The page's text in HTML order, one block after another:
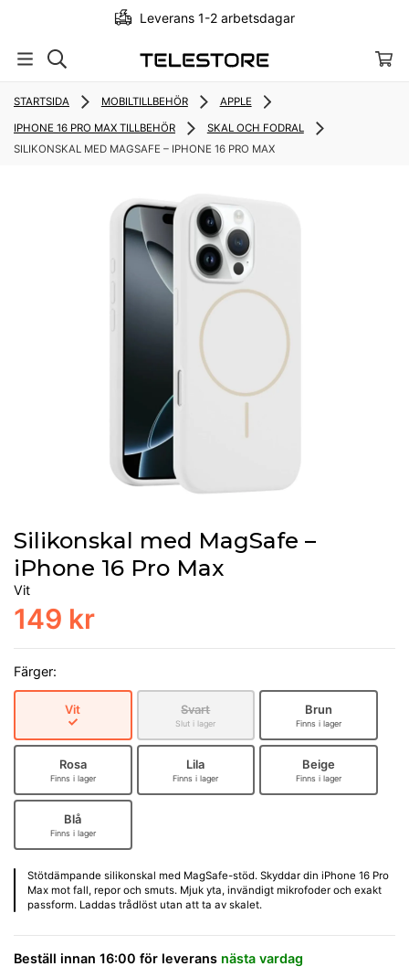
Leverans 1-2 arbetsdagar
STARTSIDA MOBILTILLBEHÖR APPLE
IPHONE 16 PRO MAX TILLBEHÖR
SKAL OCH FODRAL
SILIKONSKAL MED MAGSAFE – IPHONE 16 PRO MAX
Silikonskal med MagSafe –
iPhone 16 Pro Max
Vit
149 kr
Färger:
Vit Svart
Slut i lager
Brun
Finns i lager
Rosa
Finns i lager
Lila
Finns i lager
Beige
Finns i lager
Blå
Finns i lager
Stötdämpande silikonskal med MagSafe-stöd. Skyddar din iPhone 16 Pro
Max mot fall, repor och smuts. Mjuk yta, invändigt mikrofoder och exakt
passform. Laddas trådlöst utan att ta av skalet.
Beställ innan 16:00 för leverans nästa vardag